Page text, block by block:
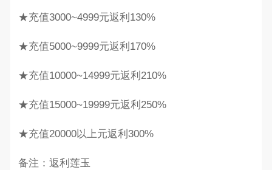
★充值3000~4999元返利130%
★充值5000~9999元返利170%
★充值10000~14999元返利210%
★充值15000~19999元返利250%
★充值20000以上元返利300%
备注：返利莲玉